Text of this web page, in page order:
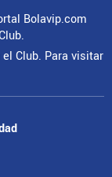
Bolavip.com
Club. Para visitar